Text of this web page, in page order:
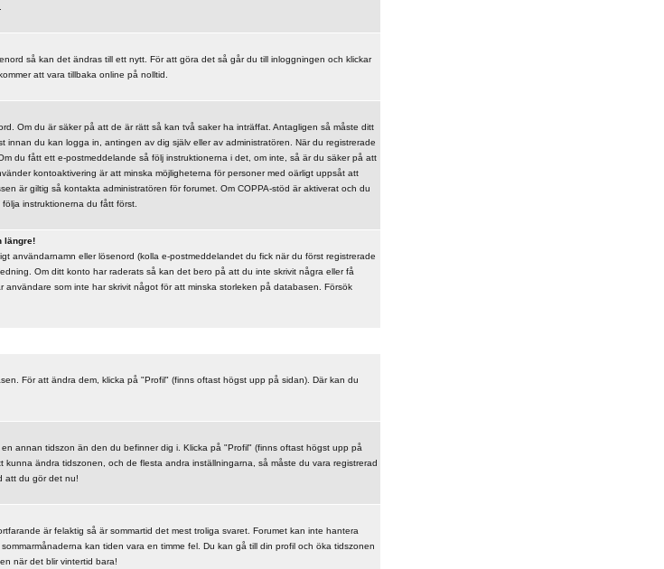
så kan det ändras till ett nytt. För att göra det så går du till inloggningen och klickar
att vara tillbaka online på nolltid.
Om du är säker på att de är rätt så kan två saker ha inträffat. Antagligen så måste ditt
innan du kan logga in, antingen av dig själv eller av administratören. När du registrerade
du fått ett e-postmeddelande så följ instruktionerna i det, om inte, så är du säker på att
kontoaktivering är att minska möjligheterna för personer med oärligt uppsåt att
är giltig så kontakta administratören för forumet. Om COPPA-stöd är aktiverat och du
instruktionerna du fått först.
längre!
användarnamn eller lösenord (kolla e-postmeddelandet du fick när du först registrerade
Om ditt konto har raderats så kan det bero på att du inte skrivit några eller få
som inte har skrivit något för att minska storleken på databasen. Försök
För att ändra dem, klicka på "Profil" (finns oftast högst upp på sidan). Där kan du
annan tidszon än den du befinner dig i. Klicka på "Profil" (finns oftast högst upp på
ändra tidszonen, och de flesta andra inställningarna, så måste du vara registrerad
att du gör det nu!
är felaktig så är sommartid det mest troliga svaret. Forumet kan inte hantera
kan tiden vara en timme fel. Du kan gå till din profil och öka tidszonen
när det blir vintertid bara!